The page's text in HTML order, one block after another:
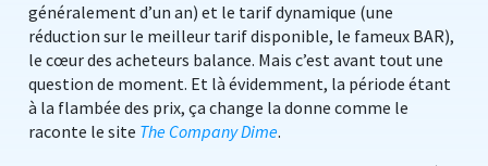
généralement d’un an) et le tarif dynamique (une
réduction sur le meilleur tarif disponible, le fameux BAR),
le cœur des acheteurs balance. Mais c’est avant tout une
question de moment. Et là évidemment, la période étant
à la flambée des prix, ça change la donne comme le
raconte le site The Company Dime.